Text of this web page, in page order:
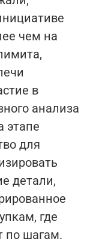
чем на
в
анализа
этапе
для
детали,
где
по шагам.